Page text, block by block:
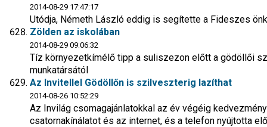
2014-08-29 17:47:17
Utódja, Németh László eddig is segítette a Fideszes
Zölden az iskolában
2014-08-29 09:06:32
Tíz környezetkímélő tipp a suliszezon előtt a gödöllői
munkatársától
Az Invitellel Gödöllőn is szilveszterig lazíthat
2014-08-26 10:52:29
Az Invilág csomagajánlatokkal az év végéig
csatornakínálatot és az internet, és a telefon nyújtotta